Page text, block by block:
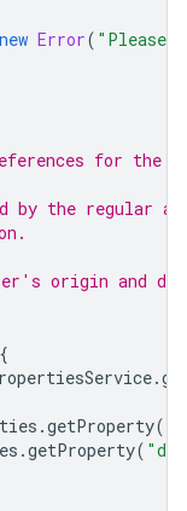
new Error( "Please
for the
by the regular
origin and
{
.
.getProperty(
.getProperty(